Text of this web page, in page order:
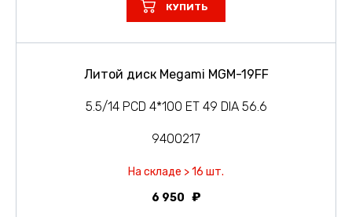
КУПИТЬ
Литой диск Megami MGM-19FF
5.5/14 PCD 4*100 ET 49 DIA 56.6
9400217
На складе > 16 шт.
6 950